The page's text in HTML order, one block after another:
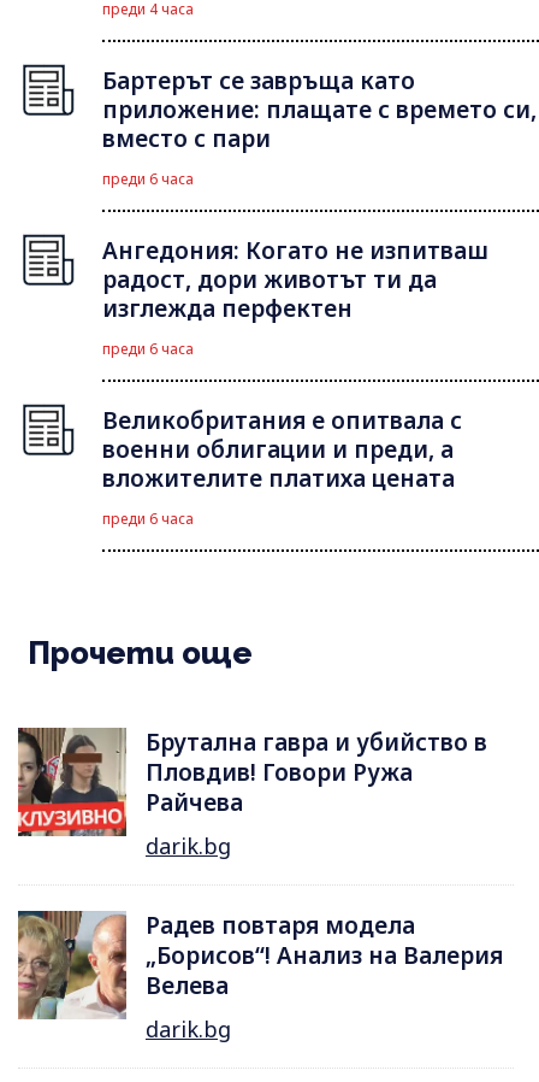
преди 4 часа
Бартерът се завръща като
приложение: плащате с времето си,
вместо с пари
преди 6 часа
Ангедония: Когато не изпитваш
радост, дори животът ти да
изглежда перфектен
преди 6 часа
Великобритания е опитвала с
военни облигации и преди, а
вложителите платиха цената
преди 6 часа
Прочети още
Брутална гавра и убийство в
Пловдив! Говори Ружа
Райчева
darik.bg
Радев повтаря модела
„Борисов“! Анализ на Валерия
Велева
darik.bg